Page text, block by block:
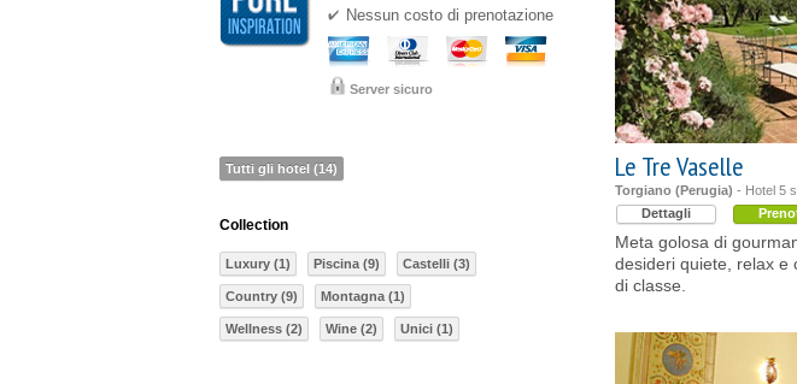
Le Tre Vaselle
Torgiano (Perugia) - Hotel 5
Dettagli
Meta golosa di
desideri quiete, relax e
di classe.
Nessun costo di prenotazione
Server sicuro
Tutti gli hotel (14)
Collection
Luxury (1) Piscina (9) Castelli (3)
Country (9) Montagna (1)
Wellness (2) Wine (2) Unici (1)